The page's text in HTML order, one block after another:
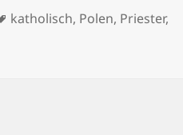
Schlagwörter
katholisch, Polen, Priester,